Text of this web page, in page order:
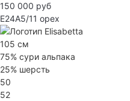
150 000 руб
E24A5/11 орех
105 см
75% сури альпака
25% шерсть
50
52